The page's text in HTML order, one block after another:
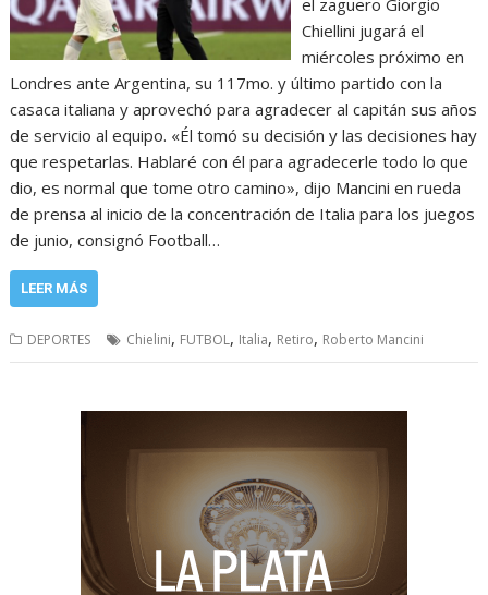
el zaguero Giorgio
Chiellini jugará el
miércoles próximo en
Londres ante Argentina, su 117mo. y último partido con la
casaca italiana y aprovechó para agradecer al capitán sus años
de servicio al equipo. «Él tomó su decisión y las decisiones hay
que respetarlas. Hablaré con él para agradecerle todo lo que
dio, es normal que tome otro camino», dijo Mancini en rueda
de prensa al inicio de la concentración de Italia para los juegos
de junio, consignó Football…
LEER MÁS
DEPORTES Chielini, FUTBOL, Italia, Retiro, Roberto Mancini